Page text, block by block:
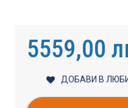
5559,00
ДОБАВИ В